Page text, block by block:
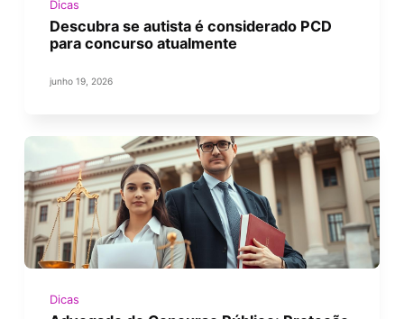
Dicas
Descubra se autista é considerado PCD
para concurso atualmente
junho 19, 2026
Dicas